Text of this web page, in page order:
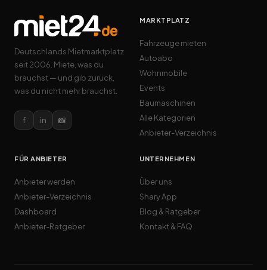
Deutschlands Mietmarktplatz
seit 2006. Miete, was du
brauchst — und gib zurück,
was du nicht mehr brauchst.
f in 📸
MARKTPLATZ
Fahrzeuge mieten
Autoabo
Wohnmobile
Events
Baumaschinen
Alle Kategorien
Anbieter-Verzeichnis
FÜR ANBIETER
Anbieter werden
Anbieter-Verzeichnis
Dashboard
Anbieter-Ratgeber
UNTERNEHMEN
Über uns
Shary App
Blog & Ratgeber
Kontakt & FAQ